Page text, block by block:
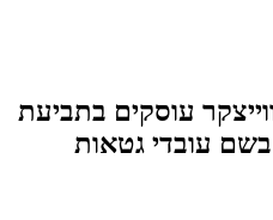
עוסקים בתביעת
בשם עובדי גטאות